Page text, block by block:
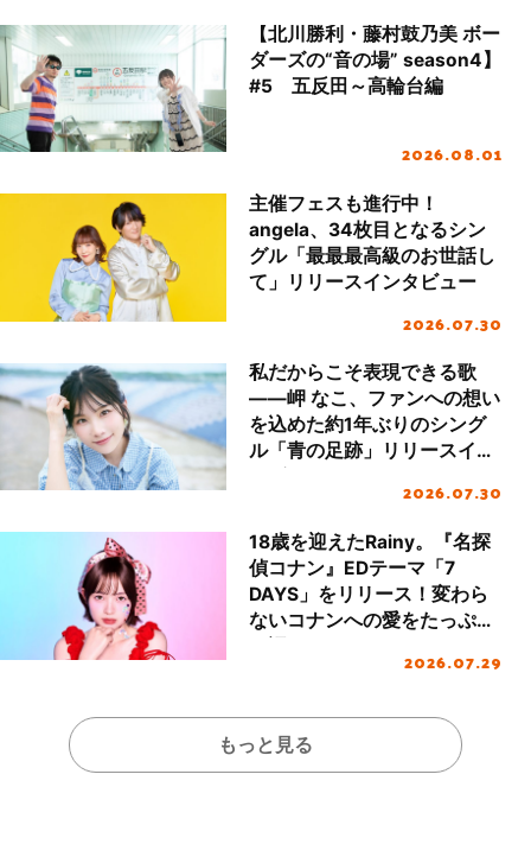
【北川勝利・藤村鼓乃美 ボー
ダーズの“音の場” season4】
#5 五反田～高輪台編
2026.08.01
主催フェスも進行中！
angela、34枚目となるシン
グル「最最最高級のお世話し
て」リリースインタビュー
2026.07.30
私だからこそ表現できる歌
――岬 なこ、ファンへの想い
を込めた約1年ぶりのシング
ル「青の足跡」リリースイン
2026.07.30
18歳を迎えたRainy。『名探
偵コナン』EDテーマ「7
DAYS」をリリース！変わら
ないコナンへの愛をたっぷり
2026.07.29
もっと見る